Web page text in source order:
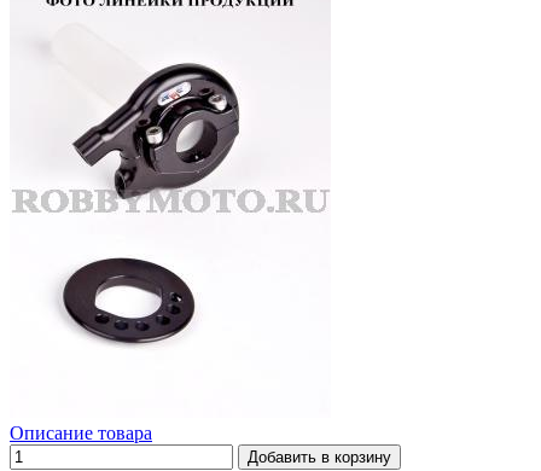
Описание товара